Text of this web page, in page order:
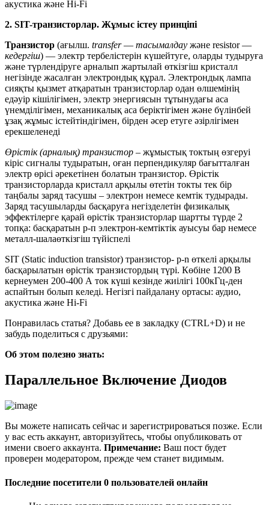
акустика және Hi-Fi
2. SIT-транзисторлар. Жұмыс істеу принціпі
Транзистор (ағылш. transfer— тасымалдау және resistor —
кедергіш) — электр тербелістерін күшейтуге, оларды тудыруға
және түрлендіруге арналып жартылай өткізгіш кристалл
негізінде жасалған электрондық құрал. Электрондық лампа
сияқты қызмет атқаратын транзисторлар одан өлшемінің
едәуір кішілігімен, электр энергиясын тұтынудағы аса
үнемділігімен, механикалық аса беріктігімен және бүлінбей
ұзақ жұмыс істейтіндігімен, бірден әсер етуге әзірлігімен
ерекшеленеді
Өрістік (арналық) транзистор – жұмыстық токтың өзгеруі
кіріс сигналы тудыратын, оған перпендикуляр бағытталған
электр өрісі әрекетінен болатын транзистор. Өрістік
транзисторларда кристалл арқылы өтетін токты тек бір
таңбалы заряд тасушы – электрон немесе кемтік тудырады.
Заряд тасушыларды басқаруға негізделетін физикалық
эффектілерге қарай өрістік транзисторлар шартты түрде 2
топқа: басқаратын р-п электрон-кемтіктік ауысуы бар немесе
металл-шалаөткізгіш түйіспелі
SIT (Static induction transistor) транзистор- p-n өткелі арқылы
басқарылатын өрістік транзистордың түрі. Көбіне 1200 В
кернеумен 200-400 А ток күші кезінде жиілігі 100кГц-ден
аспайтын болып келеді. Негізгі пайдалану ортасы: аудио,
акустика және Hi-Fi
Понравилась статья? Добавь ее в закладку (CTRL+D) и не
забудь поделиться с друзьями:
Об этом полезно знать:
Параллельное Включение Диодов
Вы можете написать сейчас и зарегистрироваться позже. Если
у вас есть аккаунт, авторизуйтесь, чтобы опубликовать от
имени своего аккаунта. Примечание: Ваш пост будет
проверен модератором, прежде чем станет видимым.
Последние посетители 0 пользователей онлайн